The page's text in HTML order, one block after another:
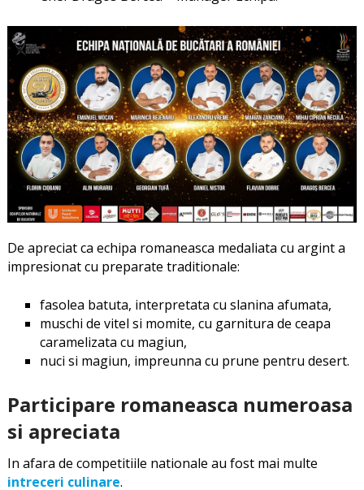
De apreciat ca echipa romaneasca medaliata cu argint a
impresionat cu preparate traditionale:
fasolea batuta, interpretata cu slanina afumata,
muschi de vitel si momite, cu garnitura de ceapa
caramelizata cu magiun,
nuci si magiun, impreunna cu prune pentru desert.
Participare romaneasca numeroasa
si apreciata
In afara de competitiile nationale au fost mai multe
intreceri culinare.